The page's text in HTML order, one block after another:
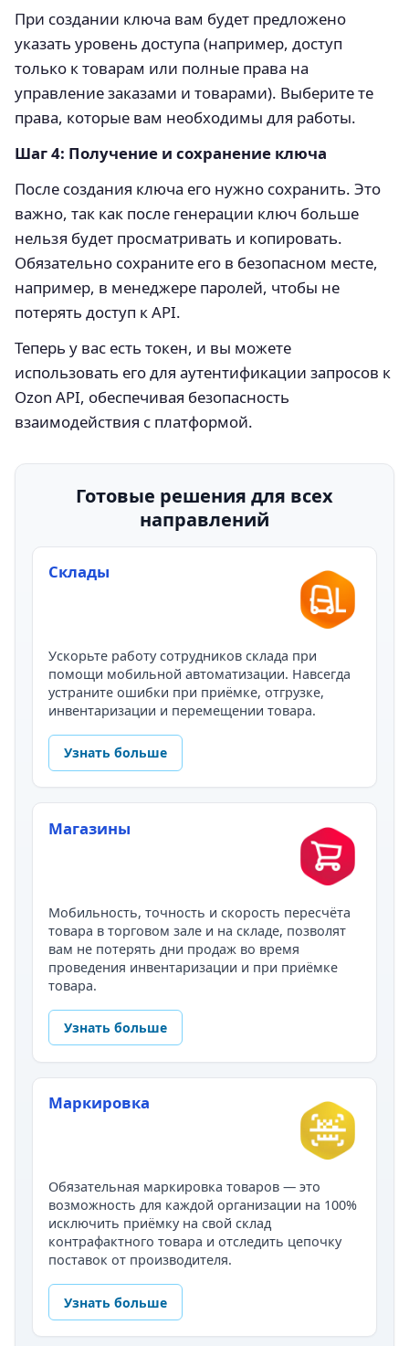
При создании ключа вам будет предложено
указать уровень доступа (например, доступ
только к товарам или полные права на
управление заказами и товарами). Выберите те
права, которые вам необходимы для работы.
Шаг 4: Получение и сохранение ключа
После создания ключа его нужно сохранить. Это
важно, так как после генерации ключ больше
нельзя будет просматривать и копировать.
Обязательно сохраните его в безопасном месте,
например, в менеджере паролей, чтобы не
потерять доступ к API.
Теперь у вас есть токен, и вы можете
использовать его для аутентификации запросов к
Ozon API, обеспечивая безопасность
взаимодействия с платформой.
Готовые решения для всех
направлений
Склады
Ускорьте работу сотрудников склада при
помощи мобильной автоматизации. Навсегда
устраните ошибки при приёмке, отгрузке,
инвентаризации и перемещении товара.
Узнать больше
Магазины
Мобильность, точность и скорость пересчёта
товара в торговом зале и на складе, позволят
вам не потерять дни продаж во время
проведения инвентаризации и при приёмке
товара.
Узнать больше
Маркировка
Обязательная маркировка товаров — это
возможность для каждой организации на 100%
исключить приёмку на свой склад
контрафактного товара и отследить цепочку
поставок от производителя.
Узнать больше